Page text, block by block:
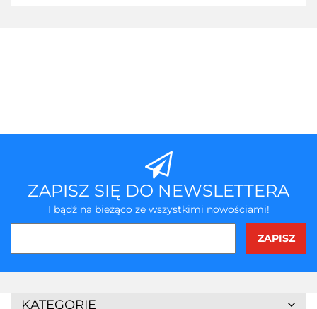
ZAPISZ SIĘ DO NEWSLETTERA
I bądź na bieżąco ze wszystkimi nowościami!
KATEGORIE